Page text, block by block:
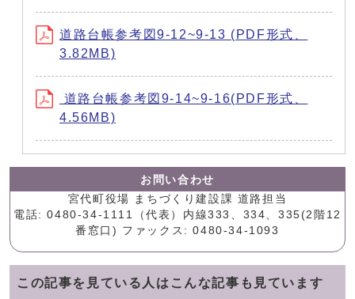
道路台帳参考図9-12~9-13 (PDF形式、
3.82MB)
道路台帳参考図9-14~9-16(PDF形式、
4.56MB)
お問い合わせ
宮代町役場 まちづくり建設課 道路担当
電話: 0480-34-1111（代表）内線333、334、335(2階12
番窓口) ファックス: 0480-34-1093
この記事を見ている人はこんな記事も見ています